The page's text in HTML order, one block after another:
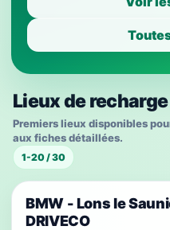
Lieux de
Premiers lieux disponibles
aux fiches détaillées.
1-20 / 30
BMW - Lons le
DRIVECO